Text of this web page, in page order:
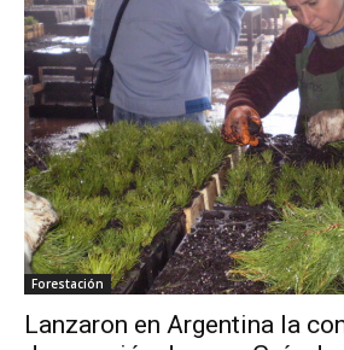
Forestación
Lanzaron en Argentina la